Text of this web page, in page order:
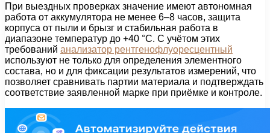
При выездных проверках значение имеют автономная
работа от аккумулятора не менее 6–8 часов, защита
корпуса от пыли и брызг и стабильная работа в
диапазоне температур до +40 °C. С учётом этих
требований анализатор рентгенофлуоресцентный
используют не только для определения элементного
состава, но и для фиксации результатов измерений, что
позволяет сравнивать партии материала и подтверждать
соответствие заявленной марке при приёмке и контроле.